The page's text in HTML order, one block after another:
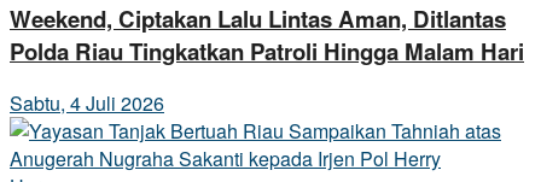
Weekend, Ciptakan Lalu Lintas Aman, Ditlantas
Polda Riau Tingkatkan Patroli Hingga Malam Hari
Sabtu, 4 Juli 2026